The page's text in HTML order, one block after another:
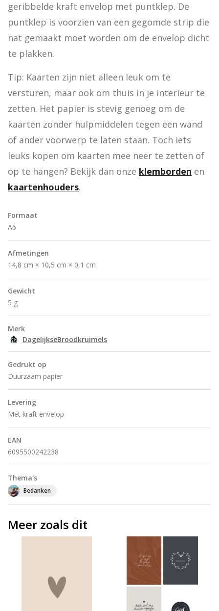
geribbelde kraft envelop met puntklep. De
puntklep is voorzien van een gegomde strip die
nat gemaakt moet worden om de envelop dicht
te plakken.
Tip: Kaarten zijn niet alleen leuk om te
versturen, maar ook om thuis in je interieur te
zetten. Het papier is stevig genoeg om de
kaarten zonder hulpmiddelen tegen een wand
of ander voorwerp te laten staan. Toch iets
leuks kopen om kaarten mee neer te zetten of
op te hangen? Bekijk dan onze klemborden
kaartenhouders.
Formaat
A6
Afmetingen
14,8 cm × 10,5 cm × 0,1 cm
Gewicht
5 g
Merk
DagelijkseBroodkruimels
Gedrukt op
Duurzaam papier
Levering
Met kraft envelop
EAN
6095500242238
Thema's
Bedanken
Meer zoals dit